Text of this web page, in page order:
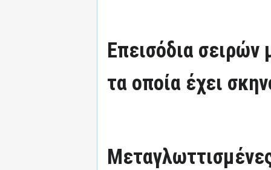
Επεισόδια
τα οποία έχει